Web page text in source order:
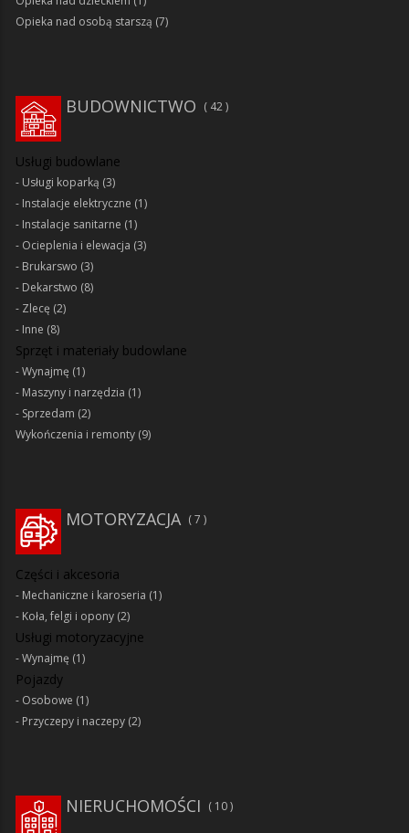
Opieka nad osobą starszą (7)
BUDOWNICTWO 42
Usługi budowlane
Usługi koparką (3)
Instalacje elektryczne (1)
Instalacje sanitarne (1)
Ocieplenia i elewacja (3)
Brukarswo (3)
Dekarstwo (8)
Zlecę (2)
Inne (8)
Sprzęt i materiały budowlane
Wynajmę (1)
Maszyny i narzędzia (1)
Sprzedam (2)
Wykończenia i remonty (9)
MOTORYZACJA 7
Części i akcesoria
Mechaniczne i karoseria (1)
Koła, felgi i opony (2)
Usługi motoryzacyjne
Wynajmę (1)
Pojazdy
Osobowe (1)
Przyczepy i naczepy (2)
NIERUCHOMOŚCI 10